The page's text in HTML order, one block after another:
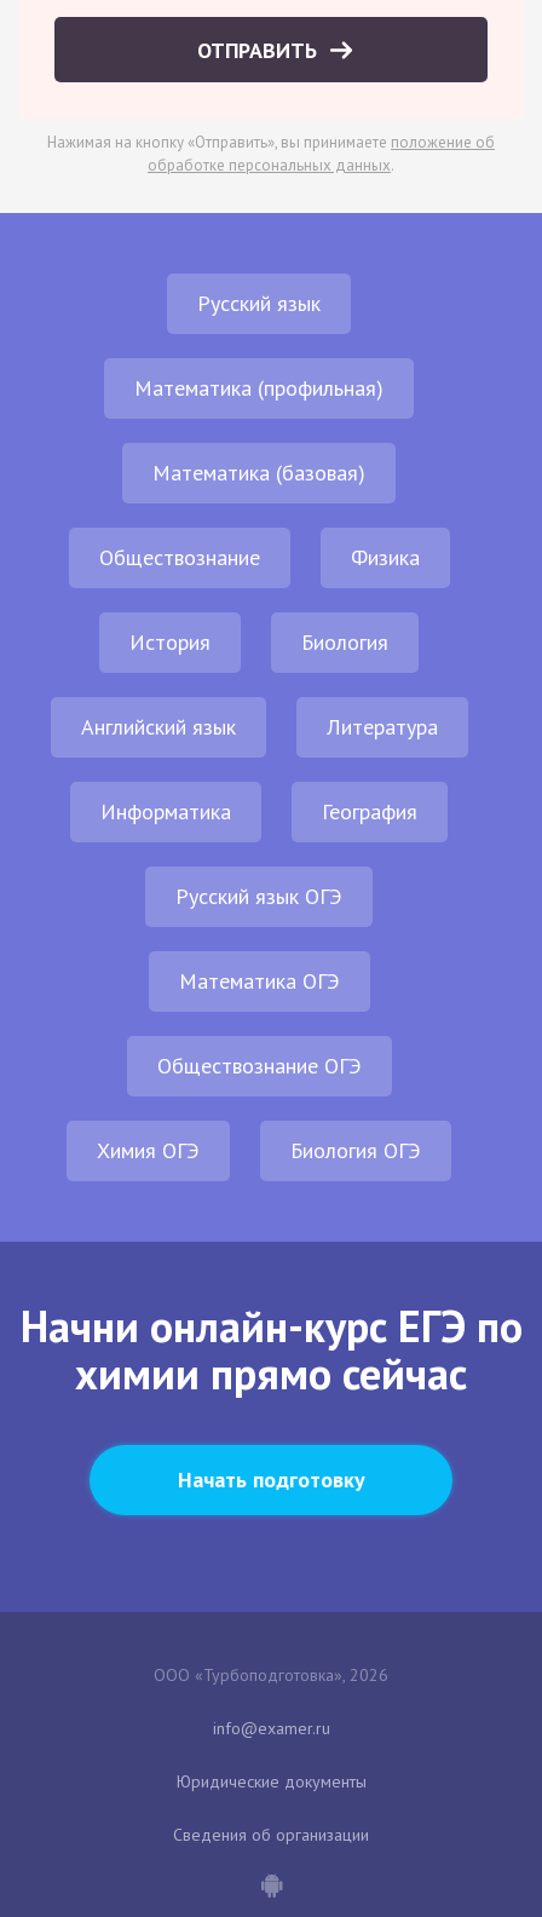
ОТПРАВИТЬ
Нажимая на кнопку «Отправить», вы принимаете положение об
обработке персональных данных.
Русский язык
Математика (профильная)
Математика (базовая)
Обществознание Физика
История Биология
Английский язык Литература
Информатика География
Русский язык ОГЭ
Математика ОГЭ
Обществознание ОГЭ
Химия ОГЭ Биология ОГЭ
Начни онлайн-курс ЕГЭ по
химии прямо сейчас
Начать подготовку
ООО «Турбоподготовка», 2026
Юридические документы
Сведения об организации